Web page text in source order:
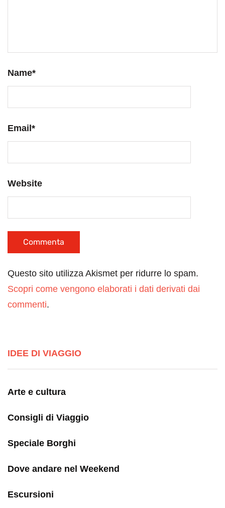
Name*
Email*
Website
Questo sito utilizza Akismet per ridurre lo spam.
Scopri come vengono elaborati i dati derivati dai
commenti.
IDEE DI VIAGGIO
Arte e cultura
Consigli di Viaggio
Speciale Borghi
Dove andare nel Weekend
Escursioni